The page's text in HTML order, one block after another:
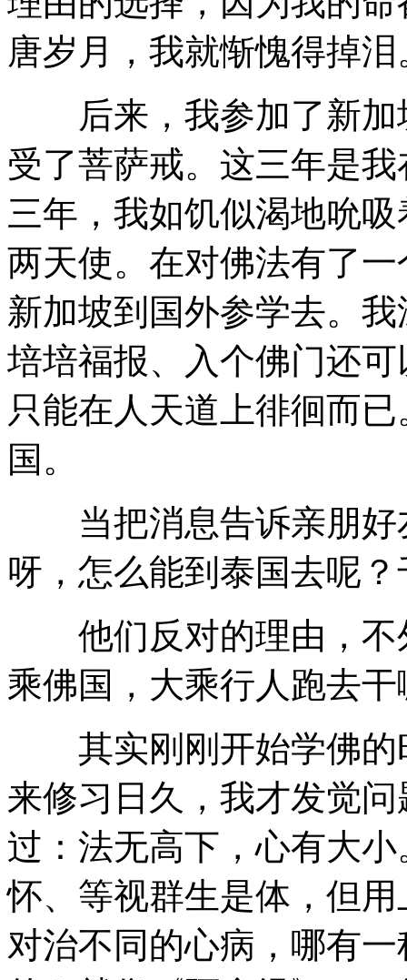
唐岁月，我就惭愧得掉
后来，我参加了新加
受了菩萨戒。这三年是
三年，我如饥似渴地吮
两天使。在对佛法有了
新加坡到国外参学去。
培培福报、入个佛门还
只能在人天道上徘徊而
国。
当把消息告诉亲朋好
呀，怎么能到泰国去呢？
他们反对的理由，不
乘佛国，大乘行人跑去干
其实刚刚开始学佛的
来修习日久，我才发觉
过：法无高下，心有大
怀、等视群生是体，但
对治不同的心病，哪有